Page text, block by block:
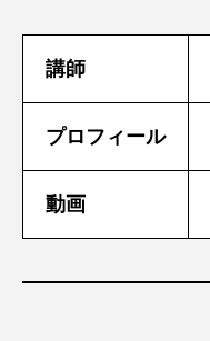
講師
プロフィール
動画